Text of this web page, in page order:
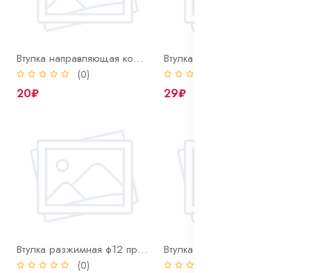
Втулка направляющая коробки
(0)
20₽ 29₽
Втулка разжимная ф12 прокладки полуоси
(0)